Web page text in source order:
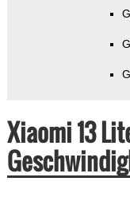
Xiaomi 13